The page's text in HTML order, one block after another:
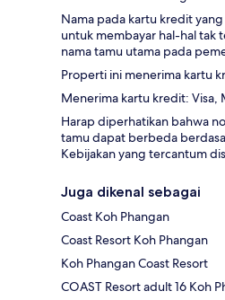
Nama pada kartu kredit
untuk membayar hal-hal tak
nama tamu utama pada
Properti ini menerima kartu
Menerima kartu kredit: Visa,
Harap diperhatikan bahwa
tamu dapat berbeda
Kebijakan yang tercantum
Juga dikenal sebagai
Coast Koh Phangan
Coast Resort Koh Phangan
Koh Phangan Coast Resort
COAST Resort adult 16 Koh